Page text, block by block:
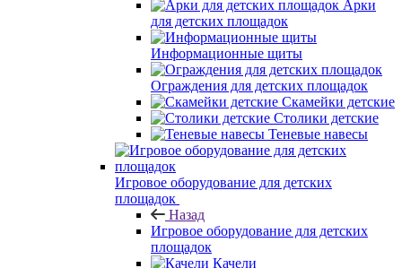
Арки
для детских площадок
Информационные щиты
Ограждения для детских площадок
Скамейки детские
Столики детские
Теневые навесы
Игровое оборудование для детских
площадок
Назад
Игровое оборудование для детских
площадок
Качели